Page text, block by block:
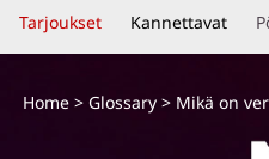
or
y
ä
Tarjoukset Kannettavat
Home> Glossary> Mikä on